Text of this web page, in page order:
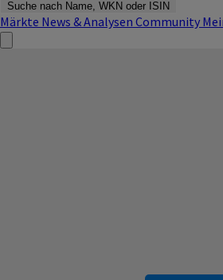
Suche nach Name, WKN oder ISIN
Märkte News & Analysen Community